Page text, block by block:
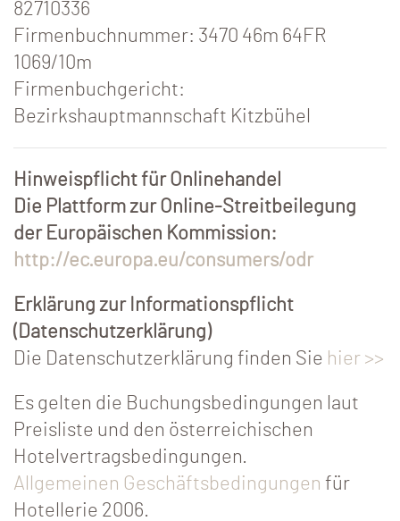
82710336
Firmenbuchnummer: 3470 46m 64FR
1069/10m
Firmenbuchgericht:
Bezirkshauptmannschaft Kitzbühel
Hinweispflicht für Onlinehandel
Die Plattform zur Online-Streitbeilegung
der Europäischen Kommission:
http://ec.europa.eu/consumers/odr
Erklärung zur Informationspflicht
(Datenschutzerklärung)
Die Datenschutzerklärung finden Sie hier >>
Es gelten die Buchungsbedingungen laut
Preisliste und den österreichischen
Hotelvertragsbedingungen.
Allgemeinen Geschäftsbedingungen für
Hotellerie 2006.